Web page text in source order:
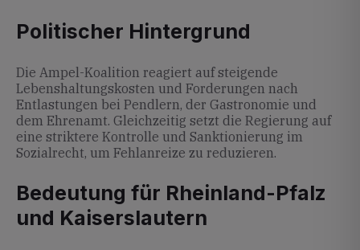
Politischer Hintergrund
Die Ampel-Koalition reagiert auf steigende
Lebenshaltungskosten und Forderungen nach
Entlastungen bei Pendlern, der Gastronomie und
dem Ehrenamt. Gleichzeitig setzt die Regierung auf
eine striktere Kontrolle und Sanktionierung im
Sozialrecht, um Fehlanreize zu reduzieren.
Bedeutung für Rheinland-Pfalz
und Kaiserslautern